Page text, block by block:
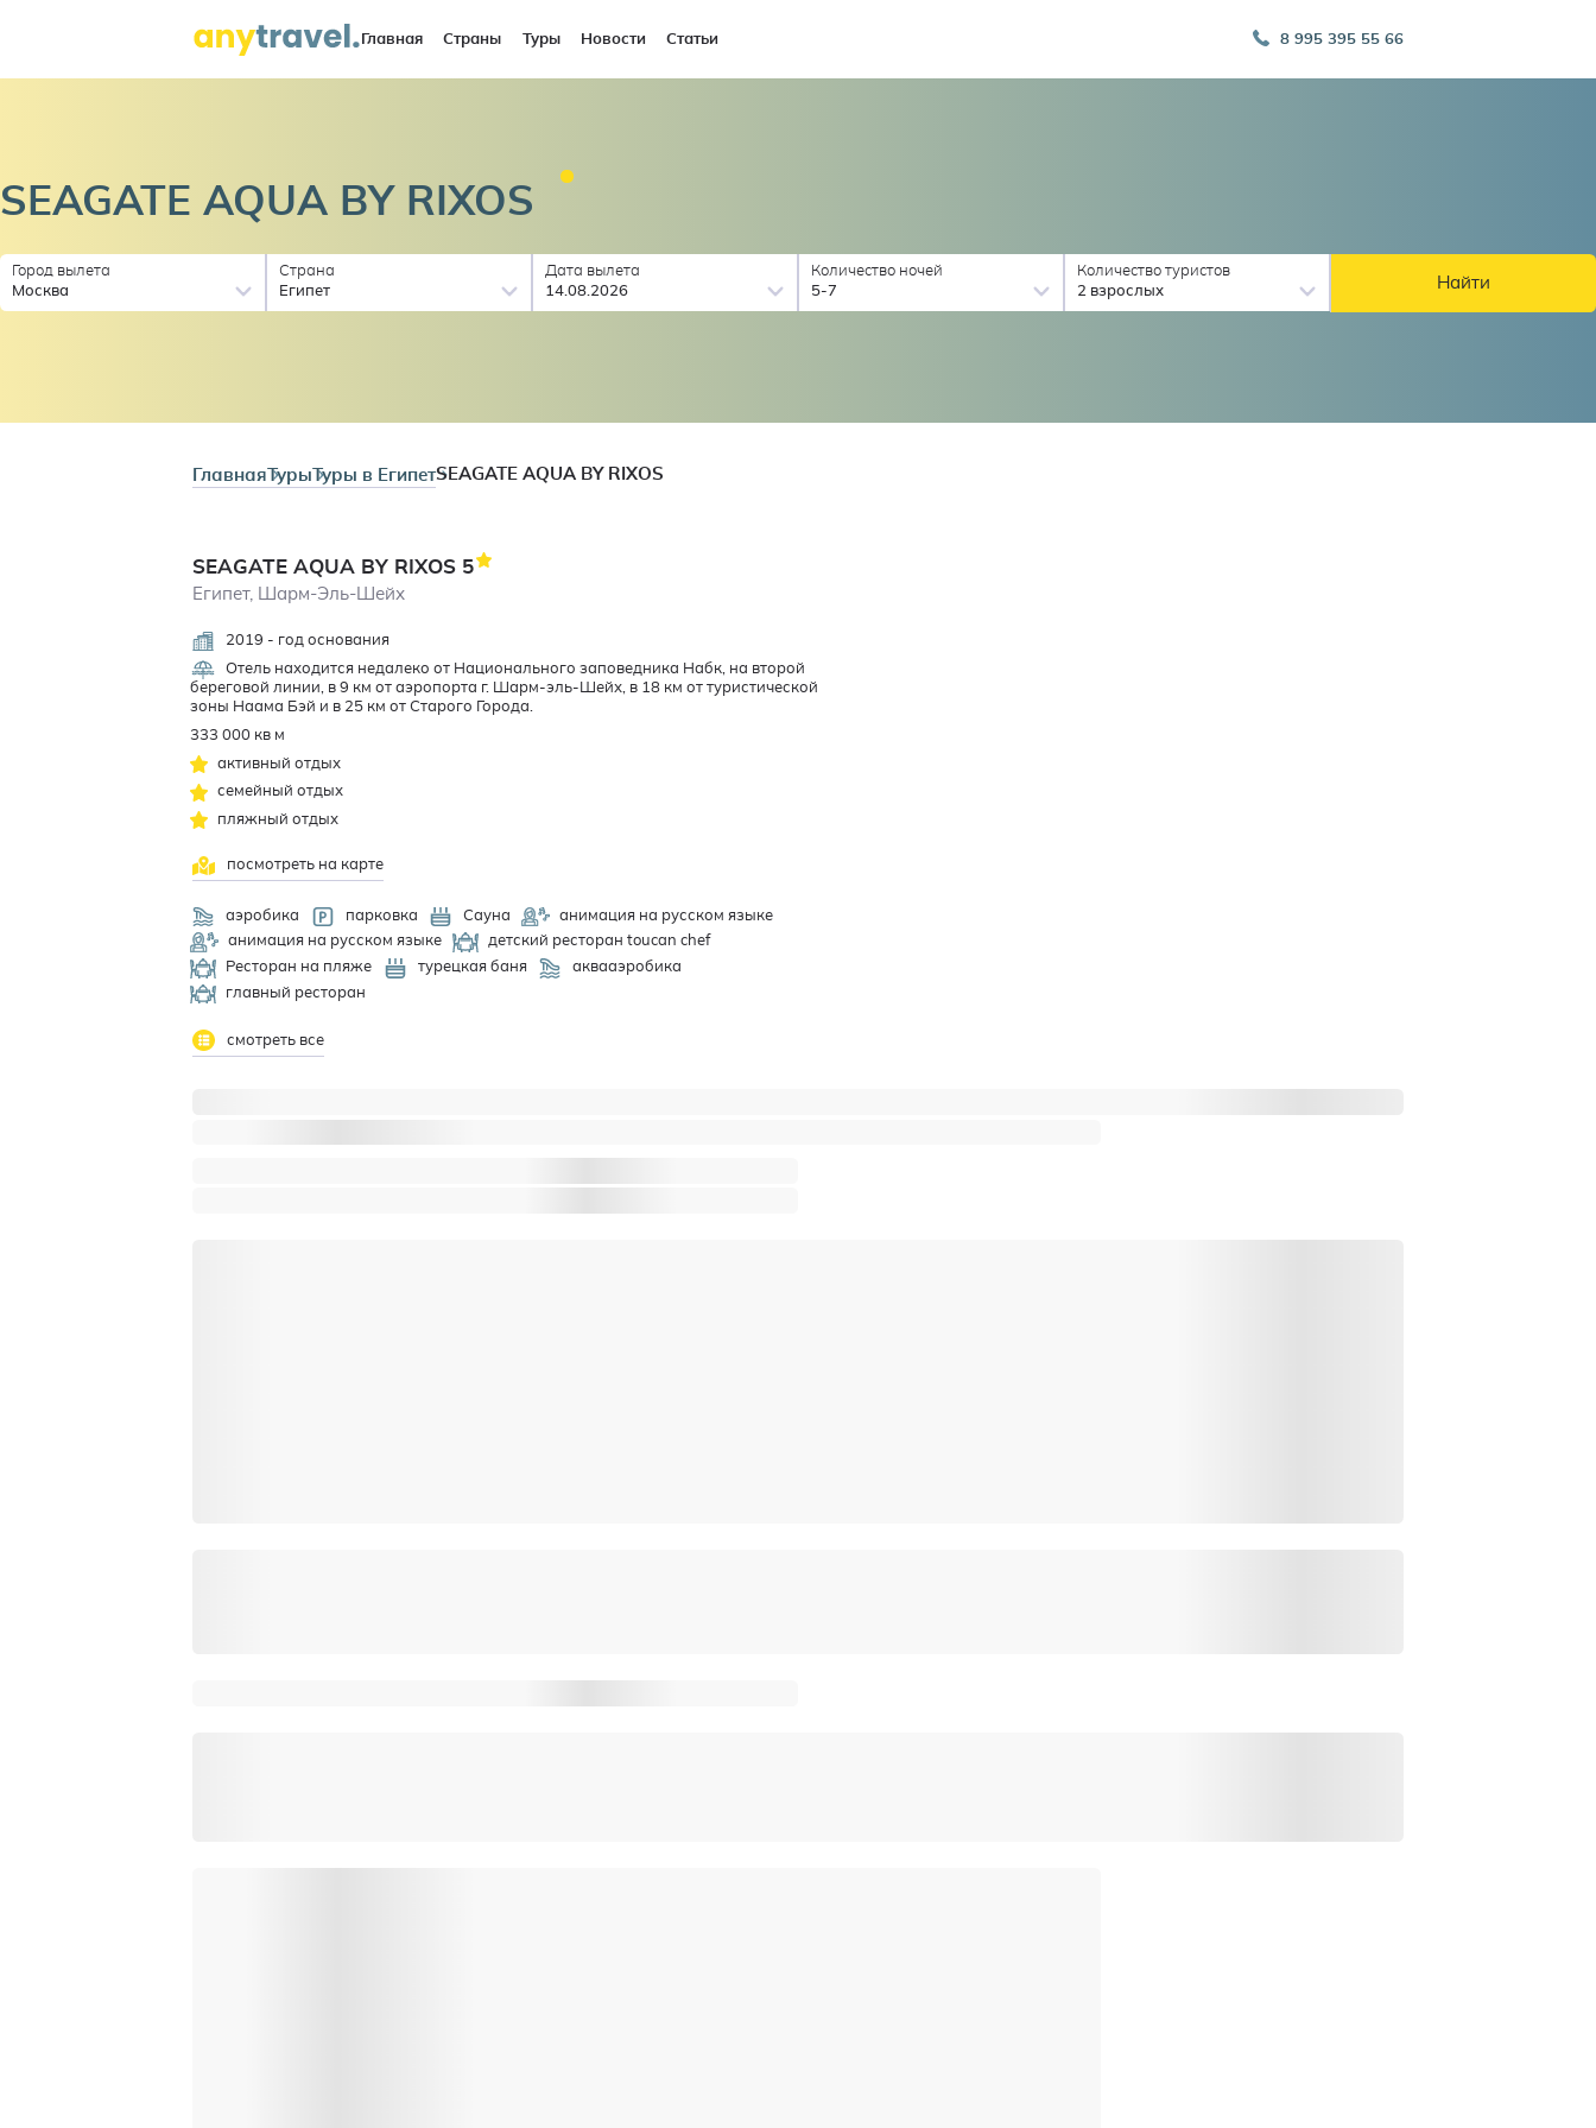
Главная Страны Туры Новости Статьи 8 995 395 55 66
SEAGATE AQUA BY RIXOS
Город вылета
Москва
Страна
Египет
Дата вылета
14.08.2026
Количество ночей
5-7
Количество туристов
2 взрослых
Найти
ГлавнаяТурыТуры в ЕгипетSEAGATE AQUA BY RIXOS
SEAGATE AQUA BY RIXOS 5
Египет, Шарм-Эль-Шейх
2019 - год основания
Отель находится недалеко от Национального заповедника Набк, на второй
береговой линии, в 9 км от аэропорта г. Шарм-эль-Шейх, в 18 км от туристической
зоны Наама Бэй и в 25 км от Старого Города.
333 000 кв м
активный отдых
семейный отдых
пляжный отдых
посмотреть на карте
аэробика парковка Сауна
анимация на русском языке
анимация на русском языке
детский ресторан toucan chef
Ресторан на пляже
турецкая баня
аквааэробика
главный ресторан
смотреть все